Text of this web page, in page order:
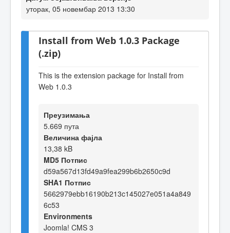
уторак, 05 новембар 2013 13:30
Install from Web 1.0.3 Package
(.zip)
This is the extension package for Install from
Web 1.0.3
Преузимања
5.669 пута
Величина фајла
13,38 kB
MD5 Потпис
d59a567d13fd49a9fea299b6b2650c9d
SHA1 Потпис
5662979ebb16190b213c145027e051a4a849
6c53
Environments
Joomla! CMS 3